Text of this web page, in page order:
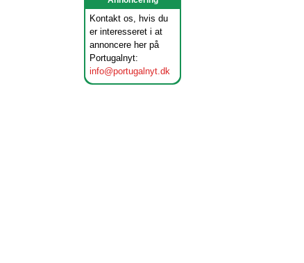
Kontakt os, hvis du
er interesseret i at
annoncere her på
Portugalnyt:
info@portugalnyt.dk